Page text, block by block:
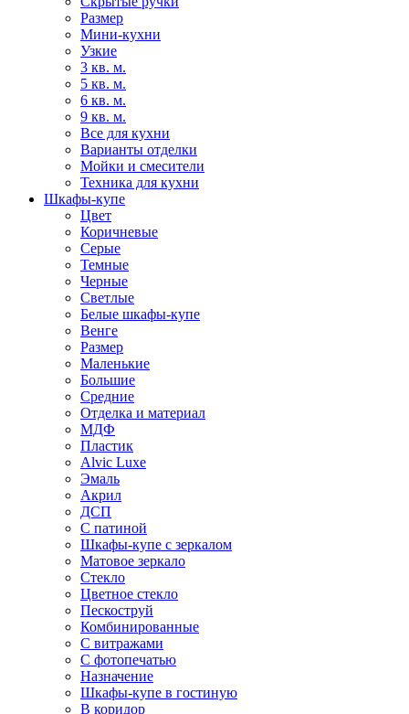
Размер
Мини-кухни
Узкие
3 кв. м.
5 кв. м.
6 кв. м.
9 кв. м.
Все для кухни
Варианты отделки
Мойки и смесители
Техника для кухни
Шкафы-купе
Цвет
Коричневые
Серые
Темные
Черные
Светлые
Белые шкафы-купе
Венге
Размер
Маленькие
Большие
Средние
Отделка и материал
МДФ
Пластик
Alvic Luxe
Эмаль
Акрил
ДСП
С патиной
Шкафы-купе с зеркалом
Матовое зеркало
Стекло
Цветное стекло
Пескоструй
Комбинированные
С витражами
С фотопечатью
Назначение
Шкафы-купе в гостиную
В коридор